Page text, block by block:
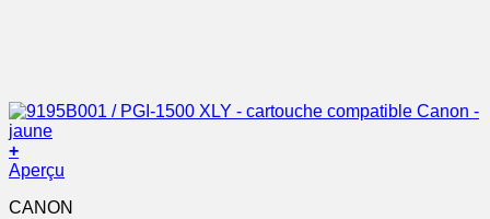
+
Aperçu
CANON